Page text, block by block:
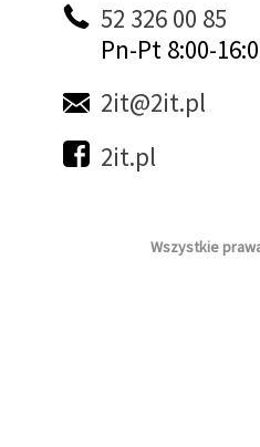
52 326 00 85
Pn-Pt 8:00-
2it@2it.pl
2it.pl
Wszystkie